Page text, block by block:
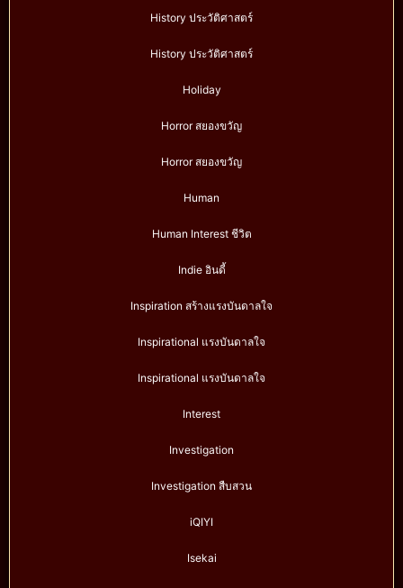
History ประวัติศาสตร์
History ประวัติศาสตร์
Holiday
Horror สยองขวัญ
Horror สยองขวัญ
Human
Human Interest ชีวิต
Indie อินดี้
Inspiration สร้างแรงบันดาลใจ
Inspirational แรงบันดาลใจ
Inspirational แรงบันดาลใจ
Interest
Investigation
Investigation สืบสวน
iQIYI
Isekai